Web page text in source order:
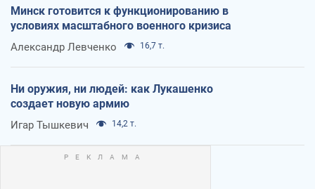
Минск готовится к функционированию в
условиях масштабного военного кризиса
Александр Левченко 16,7 т.
Ни оружия, ни людей: как Лукашенко
создает новую армию
Игар Тышкевич 14,2 т.